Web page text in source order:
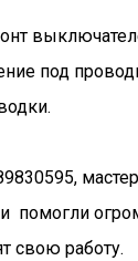
под
помогли
свою работу.